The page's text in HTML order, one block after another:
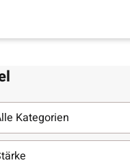
Kategorien